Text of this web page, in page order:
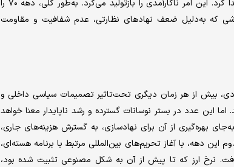
موارد به‌جای واگذاری به بخش خصوصی واقعی، به شبه‌دولتی‌ها انتقال پیدا کرد. این امر ناکارآمدی را بازتولید می‌کرد. به‌طور کلی، دهه ۷۰ را
که به‌دلیل ضعف نهادهای نظارتی، عدم شفافیت و مقاومت
بیش از هر زمان دیگری تحت‌تاثیر تصمیمات سیاسی داخلی و
به‌صورت میانگین حدود ۴درصد ثبت شد. اما این عدد در بستر نوسانات گسترده و رشد ناپایدار معنا خواهد
بهره‌گیری از آن برای نهادسازی، به گسترش هزینه‌های جاری،
این دهه، با آغاز تحریم‌های بین‌المللی مرتبط با برنامه هسته‌ای،
نرخ ارز که تا پیش از آن به شکل مصنوعی تثبیت شده بود،